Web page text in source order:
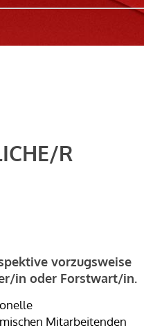
R
vorzugsweise
in oder Forstwart/in.
Mitarbeitenden